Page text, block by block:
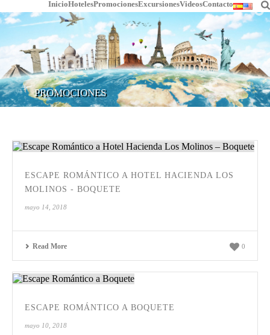
InicioHotelesPromocionesExcursionesVideosContacto
PROMOCIONES
ESCAPE ROMÁNTICO A HOTEL HACIENDA LOS
MOLINOS - BOQUETE
mayo 14, 2018
Read More 0
ESCAPE ROMÁNTICO A BOQUETE
mayo 10, 2018